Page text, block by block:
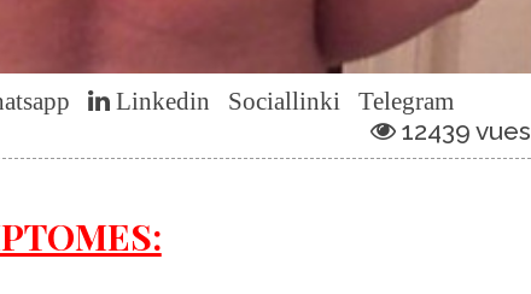
Linkedin Sociallinki Telegram
12439 vues